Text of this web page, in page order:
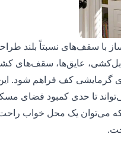
با سقف‌های نسبتاً بلند
عایق‌ها، سقف‌های
تا حدی کمبود فضای
که می‌توان یک محل خواب